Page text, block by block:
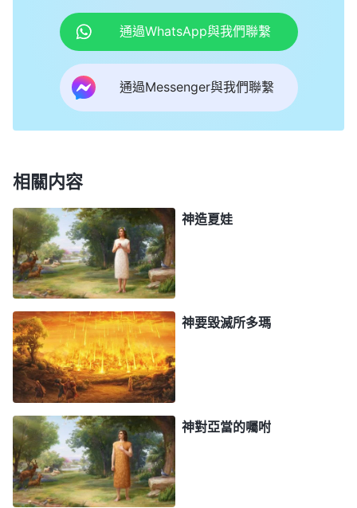
的都是挪亞這個人要做的事與神對他的吩咐，那麽在
這裏神所發表的實質是什麽呢？神所作的每一件事都
是有精密計劃的，當他看到一件事或者一個現象發生
的時候，在他眼中有一個衡量的標準，這個標準决定
他是否開始計劃處理或如何對待這樣的事情與現象。
他的盡頭已經來到我面前，因為地上滿了他們的强
暴，我要把他們和地一并毁滅。」在這次神的話裏，
神説了神要毁滅的只是人嗎？不是！神説了凡有血氣
的所有的活物，神都要毁滅。為什麽神要毁滅呢？這
裏又有神的性情的流露：在神眼中，他對待人類的敗
壞，對待凡屬血氣的人的污穢、强暴還有悖逆，他的
忍耐有一個限度。他的限度是什麽呢？那就是神説的
「神觀看世界，見是敗壞了；凡有血氣的人，在地上
都敗壞了行為」。「凡有血氣的人，在地上都敗壞了
行為」這話是什麽意思呢？就是凡是活物，包括跟隨
神的人，包括口稱神名的人，包括曾經對神獻燔祭的
人，包括口頭承認神甚至贊美神的人，他們的行為一
旦滿了敗壞，達到神的眼中，神就要毁滅他們，這就
通過WhatsApp與我們聯繫
通過Messenger與我們聯繫
相關内容
神造夏娃
神要毀滅所多瑪
神對亞當的囑咐